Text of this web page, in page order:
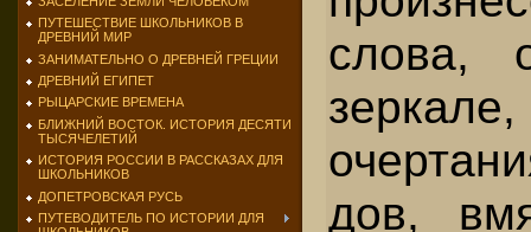
ПУТЕШЕСТВИЕ ШКОЛЬНИКОВ В
ДРЕВНИЙ МИР
ЗАНИМАТЕЛЬНО О ДРЕВНЕЙ ГРЕЦИИ
ДРЕВНИЙ ЕГИПЕТ
РЫЦАРСКИЕ ВРЕМЕНА
БЛИЖНИЙ ВОСТОК. ИСТОРИЯ ДЕСЯТИ
ТЫСЯЧЕЛЕТИЙ
ИСТОРИЯ РОССИИ В РАССКАЗАХ ДЛЯ
ШКОЛЬНИКОВ
ДОПЕТРОВСКАЯ РУСЬ
ПУТЕВОДИТЕЛЬ ПО ИСТОРИИ ДЛЯ
слова,
дов,